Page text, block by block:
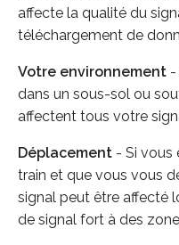
affecte la qualité du
téléchargement de
Votre environnement -
dans un sous-sol ou
affectent tous votre
Déplacement - Si vous
train et que vous vous
signal peut être affecté
de signal fort à des